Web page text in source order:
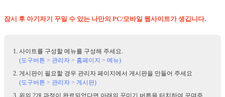
잠시 후 아기자기 꾸밀 수 있는 나만의 PC/모바일 웹사이트가 생깁니다.
사이트를 구성할 메뉴를 구성해 주세요.
(도구버튼 > 관리자 > 홈페이지 > 메뉴)
게시판이 필요할 경우 관리자 페이지에서 게시판을 만들어 주세요
(도구버튼 > 관리자 > 게시판)
위의 2개 과정이 완료되었다면 아래의 꾸미기 버튼을 터치하여 꾸며주